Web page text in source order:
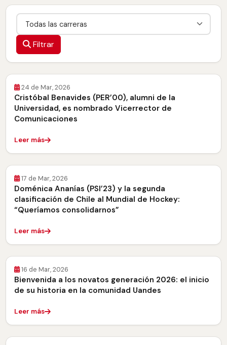
Carrera
Filtrar
24 de Mar, 2026
Cristóbal Benavides (PER’00), alumni de la
Universidad, es nombrado Vicerrector de
Comunicaciones
Leer más
17 de Mar, 2026
Doménica Ananías (PSI’23) y la segunda
clasificación de Chile al Mundial de Hockey:
“Queríamos consolidarnos”
Leer más
16 de Mar, 2026
Bienvenida a los novatos generación 2026: el inicio
de su historia en la comunidad Uandes
Leer más